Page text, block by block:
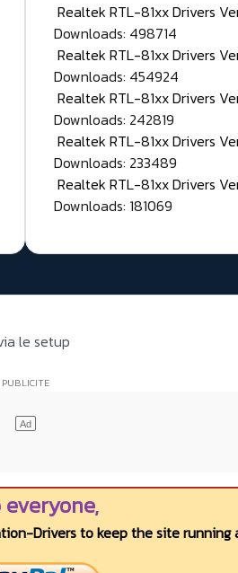
Realtek RTL-81xx Drivers
Downloads: 498714
Realtek RTL-81xx Drivers
Downloads: 454924
Realtek RTL-81xx Drivers
Downloads: 242819
Realtek RTL-81xx Drivers
Downloads: 233489
Realtek RTL-81xx Drivers
Downloads: 181069
le setup
everyone,
Drivers to keep the site running